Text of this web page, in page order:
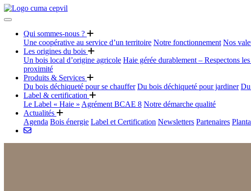
Qui sommes-nous ?
Une coopérative au service d’un territoire Notre fonctionnement Nos
Les origines du bois
Un bois local d’origine agricole Haie gérée durablement – Respectons les
proximité
Produits & Services
Du bois déchiqueté pour se chauffer Du bois déchiqueté pour jardiner Du
Label & certification
Le Label « Haie » Agrément BCAE 8 Notre démarche qualité
Actualités
Agenda Bois énergie Label et Certification Newsletters Partenaires